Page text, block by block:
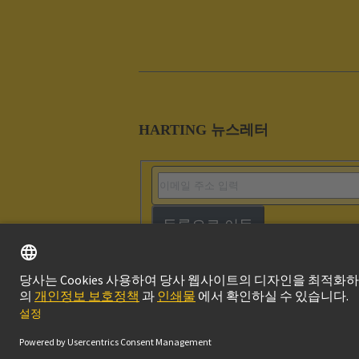
HARTING 뉴스레터
등록으로 이동